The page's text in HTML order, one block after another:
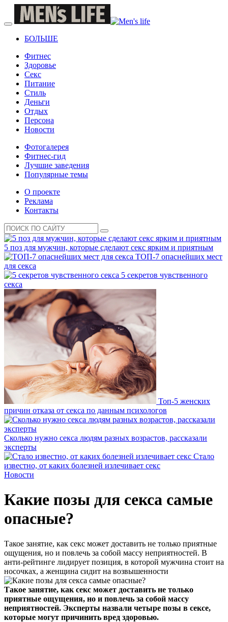
БОЛЬШЕ
Фитнес
Здоровье
Секс
Питание
Стиль
Деньги
Отдых
Персона
Новости
Фотогалерея
Фитнес-гид
Лучшие заведения
Популярные темы
О проекте
Реклама
Контакты
5 поз для мужчин, которые сделают секс ярким и приятным
ТОП-7 опаснейших мест
для секса
5 секретов чувственного
секса
Топ-5 женских
причин отказа от секса по данным психологов
Сколько нужно секса людям разных возрастов, рассказали
эксперты
Стало
известно, от каких болезней излечивает секс
Новости
Какие позы для секса самые
опасные?
Такое занятие, как секс может доставить не только приятные
ощущения, но и повлечь за собой массу неприятностей. В
анти-рейтинге лидирует позиция, в которой мужчина стоит на
носочках, а женщина сидит на возвышенности
Такое занятие, как секс может доставить не только
приятные ощущения, но и повлечь за собой массу
неприятностей. Эксперты назвали четыре позы в сексе,
которые могут причинить вред здоровью.